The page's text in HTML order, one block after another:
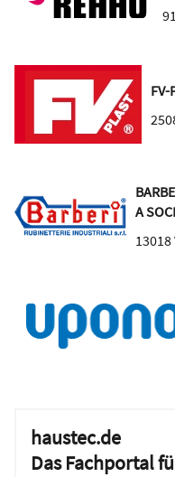
FV-
A
13018
haustec.de
Das Fachportal